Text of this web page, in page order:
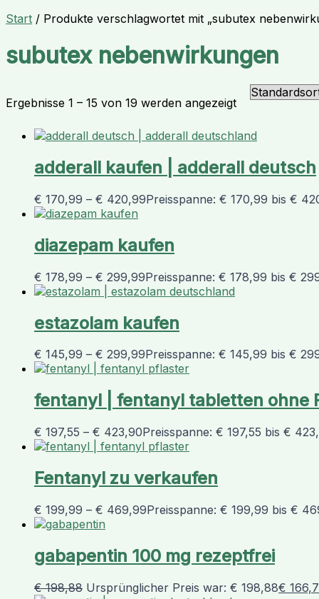
Start / Produkte verschlagwortet mit „subutex
subutex nebenwirkungen
Ergebnisse 1 – 15 von 19 werden angezeigt
adderall kaufen | adderall deutsch
€ 170,99 – € 420,99Preisspanne: € 170,99 bis €
diazepam kaufen
€ 178,99 – € 299,99Preisspanne: € 178,99 bis €
estazolam kaufen
€ 145,99 – € 299,99Preisspanne: € 145,99 bis €
fentanyl | fentanyl tabletten ohne
€ 197,55 – € 423,90Preisspanne: € 197,55 bis €
Fentanyl zu verkaufen
€ 199,99 – € 469,99Preisspanne: € 199,99 bis €
gabapentin 100 mg rezeptfrei
€198,88 Ursprünglicher Preis war: € 198,88€